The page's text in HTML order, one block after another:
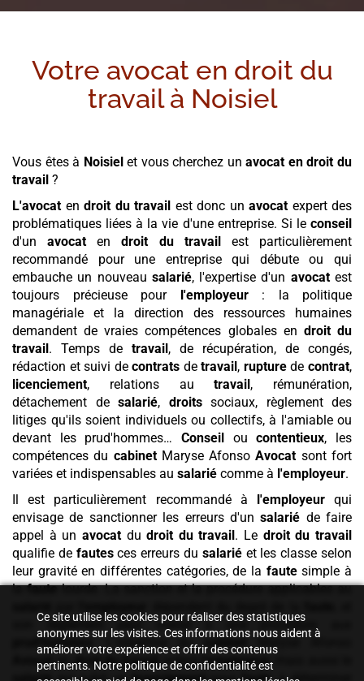
Votre avocat en droit du
travail à Noisiel
Vous êtes à Noisiel et vous cherchez unavocat en droit du
travail ?
L'avocat en droit du travail est donc un avocat expert des
problématiques liées à la vie d'une entreprise. Si le conseil
d'unavocat endroit du travail
est particulièrement
recommandé pour une entreprise qui débute ou qui
embauche un nouveau salarié, l'expertise d'un avocatest
toujours précieuse pour
l'employeur: la politique
managériale et la direction des ressources humaines
demandent de vraies compétences globales en droit du
travail . Temps de travail , de récupération, de congés,
rédaction et suivi decontrats detravail , rupturedecontrat,
licenciement, relations autravail , rémunération,
détachement de salarié, droitssociaux, règlement des
litiges qu'ils soient individuels ou collectifs, à l'amiable ou
devant les prud'hommes… Conseil oucontentieux, les
compétences du cabinetMaryse AfonsoAvocat sont fort
variées et indispensables au salarié comme à l'employeur.
Il est particulièrement recommandé à
l'employeurqui
envisage de sanctionner les erreurs d'unsalarié de faire
appel à un avocatdudroit du travail . Le droit du travail
qualifie de fautesces erreurs du salariéet les classe selon
leur gravité en différentes catégories, de la fautesimple à
lafautelourde. La sanction et la procédure applicables au
son règlement peut mener à une procédure aux
prud'hommes
. L'expertise ducabinet
Avocatendroit du travailaideral'employeur, mais aussi le
Ce site utilise les cookies pour réaliser des statistiques
anonymes sur les visites. Ces informations nous aident à
améliorer votre expérience et offrir des contenus
pertinents. Notre politique de confidentialité est